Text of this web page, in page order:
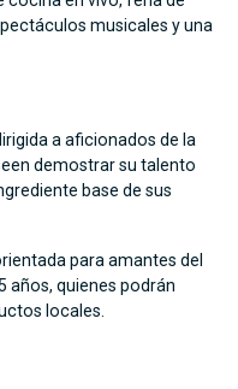
musicales y una
a aficionados de la
demostrar su talento
base de sus
para amantes del
años, quienes podrán
locales.